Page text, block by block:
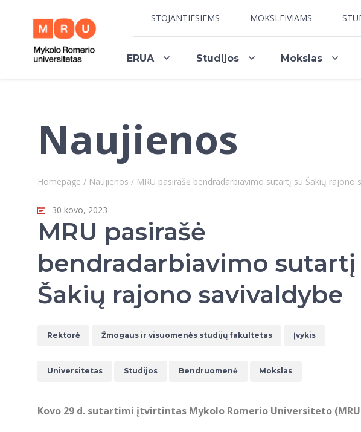
STOJANTIESIEMS MOKSLEIVIAMS
ERUA Studijos Mokslas
Naujienos
Homepage / Naujienos / MRU pasirašė bendradarbiavimo sutartį su Šakių rajono
30 kovo, 2023
MRU pasirašė
bendradarbiavimo sutartį
Šakių rajono savivaldybe
Rektorė Žmogaus ir visuomenės studijų fakultetas Įvykis
Universitetas Studijos Bendruomenė Mokslas
Kovo 29 d. sutartimi įtvirtintas Mykolo Romerio Universiteto